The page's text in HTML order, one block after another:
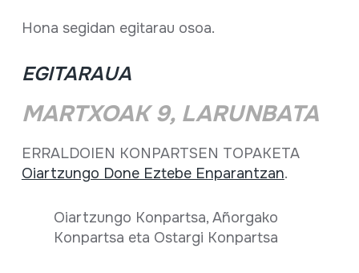
Hona segidan egitarau osoa.
EGITARAUA
MARTXOAK 9, LARUNBATA
ERRALDOIEN KONPARTSEN TOPAKETA
Oiartzungo Done Eztebe Enparantzan.
Oiartzungo Konpartsa, Añorgako
Konpartsa eta Ostargi Konpartsa